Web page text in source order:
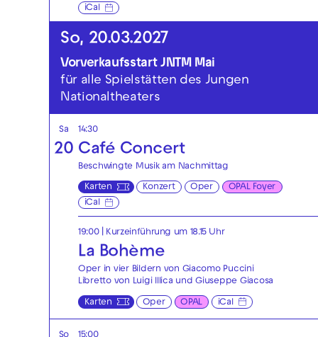
iCal
So, 20.03.2027
Vorverkaufsstart JNTM Mai
für alle Spielstätten des Jungen
Nationaltheaters
Sa
20
14:30
Café Concert
Beschwingte Musik am Nachmittag
Karten Konzert Oper
OPAL Foyer
iCal
19:00 | Kurzeinführung um 18.15 Uhr
La Bohème
Oper in vier Bildern von Giacomo Puccini
Libretto von Luigi Illica und Giuseppe Giacosa
Karten Oper OPAL iCal